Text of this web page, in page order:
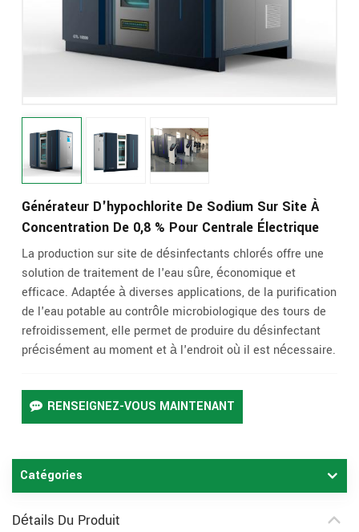
Générateur D'hypochlorite De Sodium Sur Site À
Concentration De 0,8 % Pour Centrale Électrique
La production sur site de désinfectants chlorés offre une
solution de traitement de l'eau sûre, économique et
efficace. Adaptée à diverses applications, de la purification
de l'eau potable au contrôle microbiologique des tours de
refroidissement, elle permet de produire du désinfectant
précisément au moment et à l'endroit où il est nécessaire.
RENSEIGNEZ-VOUS MAINTENANT
Catégories
Détails Du Produit